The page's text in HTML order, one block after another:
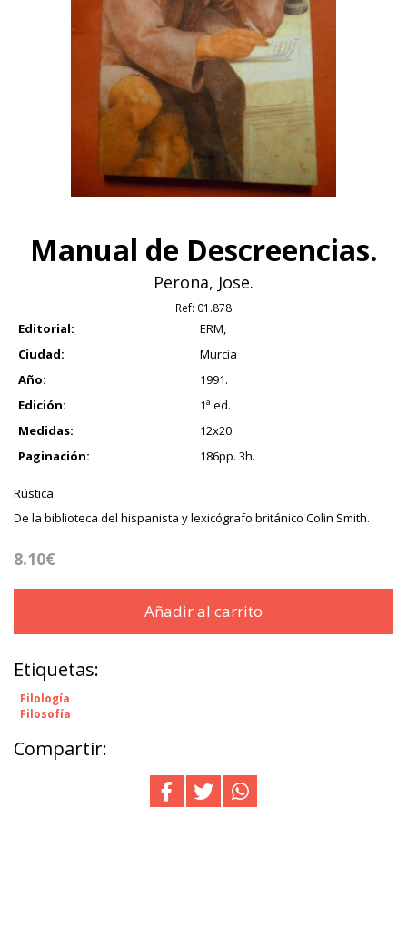
Manual de Descreencias.
Perona, Jose.
Ref: 01.878
Editorial:
ERM,
Ciudad:
Murcia
Año:
1991.
Edición:
1ª ed.
Medidas:
12x20.
Paginación:
186pp. 3h.
Rústica.
De la biblioteca del hispanista y lexicógrafo británico Colin Smith.
8.10€
Añadir al carrito
Etiquetas:
Filología
Filosofía
Compartir: